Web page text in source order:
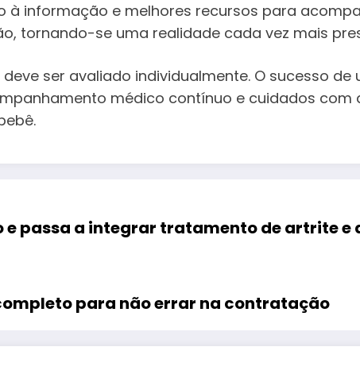
à informação e melhores recursos para
tornando-se uma realidade cada vez mais
ser avaliado individualmente. O sucesso
médico contínuo e cuidados com
e passa a integrar tratamento de artrite
para não errar na contratação